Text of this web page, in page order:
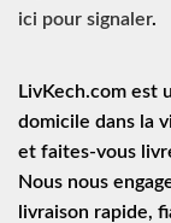
ici pour signaler.
LivKech.com est
domicile dans la
et faites-vous
Nous nous
livraison rapide,